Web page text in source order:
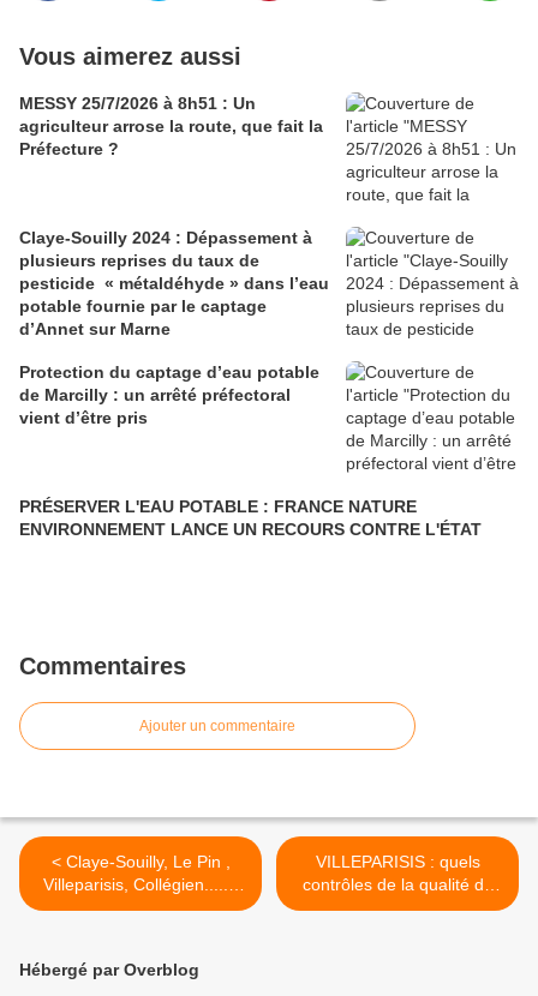
Vous aimerez aussi
MESSY 25/7/2026 à 8h51 : Un
agriculteur arrose la route, que fait la
Préfecture ?
Claye-Souilly 2024 : Dépassement à
plusieurs reprises du taux de
pesticide « métaldéhyde » dans l’eau
potable fournie par le captage
d’Annet sur Marne
Protection du captage d’eau potable
de Marcilly : un arrêté préfectoral
vient d’être pris
PRÉSERVER L'EAU POTABLE : FRANCE NATURE
ENVIRONNEMENT LANCE UN RECOURS CONTRE L'ÉTAT
Commentaires
Ajouter un commentaire
< Claye-Souilly, Le Pin ,
Villeparisis, Collégien..... :
votre terrain de foot
VILLEPARISIS : quels
contrôles de la qualité de
l’eau sont réalisés dans
Hébergé par Overblog